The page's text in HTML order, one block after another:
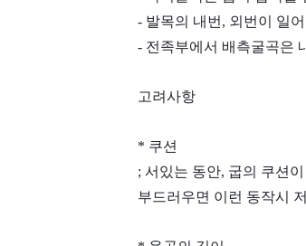
- 발목의 내번, 외번이 일
- 전족부에서 배측굴곡은
고려사항
* 쿠션
; 서있는 동안, 굽의 쿠션
부드러우면 이런 동작시